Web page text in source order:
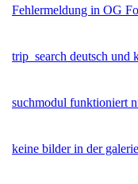
Fehlermeldung in OG
trip_search deutsch und
suchmodul funktioniert
keine bilder in der galerie